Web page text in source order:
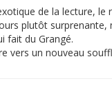
de la lecture,
plutôt surprenante,
fait du Grangé.
vers un nouveau